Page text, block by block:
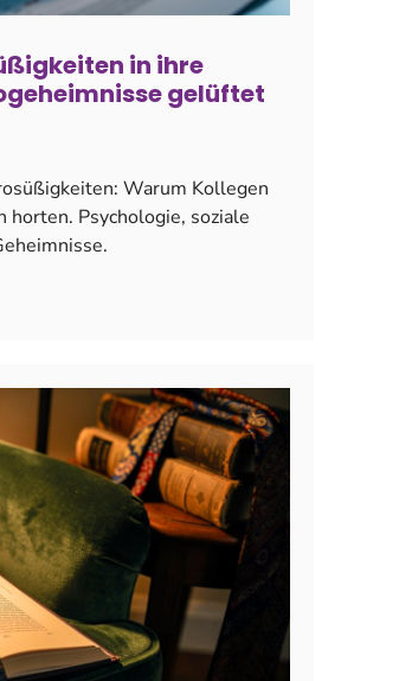
in ihre
gelüftet
Warum Kollegen
horten. Psychologie, soziale